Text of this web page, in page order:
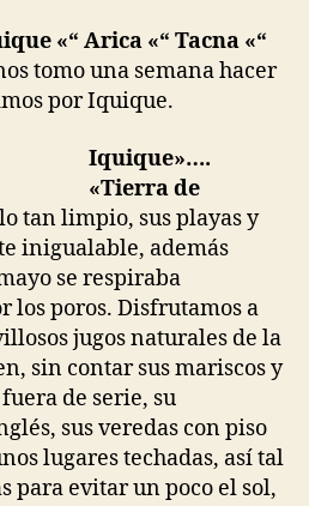
«“ Arica «“ Tacna «“
tomo una semana hacer
por Iquique.
Iquique»….
«Tierra de
tan limpio, sus playas y
inigualable, además
se respiraba
los poros. Disfrutamos a
jugos naturales de la
sin contar sus mariscos y
de serie, su
sus veredas con piso
lugares techadas, así tal
para evitar un poco el sol,